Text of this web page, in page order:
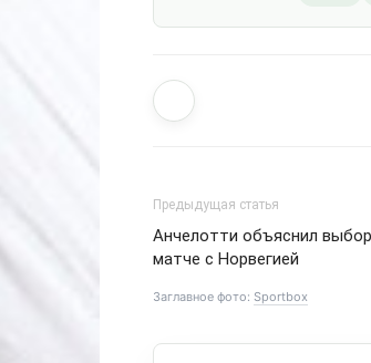
Предыдущая статья
Анчелотти объяснил
матче с Норвегией
Заглавное фото: Sportbox